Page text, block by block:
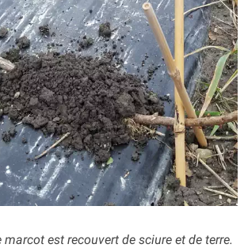
est recouvert de sciure et de terre.